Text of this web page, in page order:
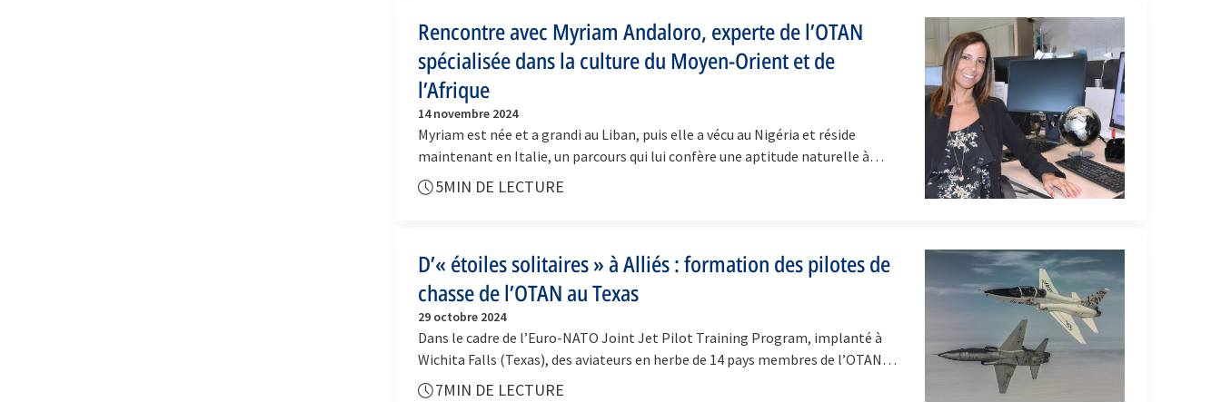
Rencontre avec Myriam Andaloro, experte de l’OTAN
spécialisée dans la culture du Moyen-Orient et de
l’Afrique
14 novembre 2024
Myriam est née et a grandi au Liban, puis elle a vécu au Nigéria et réside
maintenant en Italie, un parcours qui lui confère une aptitude naturelle à…
5MIN DE LECTURE
D’« étoiles solitaires » à Alliés : formation des pilotes de
chasse de l’OTAN au Texas
29 octobre 2024
Dans le cadre de l’Euro-NATO Joint Jet Pilot Training Program, implanté à
Wichita Falls (Texas), des aviateurs en herbe de 14 pays membres de l’OTAN…
7MIN DE LECTURE